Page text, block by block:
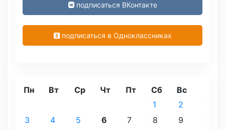
подписаться ВКонтакте
подписаться в Одноклассниках
Пн Вт Ср Чт Пт Сб Вс
1
2
3
4 5 6 7 8
9